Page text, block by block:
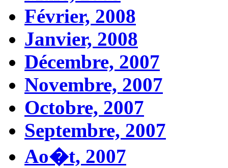
Février, 2008
Janvier, 2008
Décembre, 2007
Novembre, 2007
Octobre, 2007
Septembre, 2007
Ao�t, 2007